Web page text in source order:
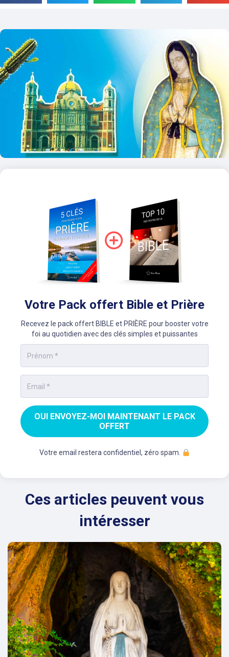
Votre Pack offert Bible et Prière
Recevez le pack offert BIBLE et PRIÈRE pour booster votre
foi au quotidien avec des clés simples et puissantes
OUI ENVOYEZ-MOI MAINTENANT LE PACK
OFFERT
Votre email restera confidentiel, zéro spam.
Ces articles peuvent vous
intéresser